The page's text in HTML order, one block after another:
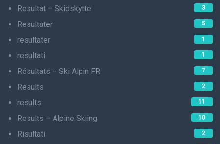
Resultat – Skidskytte 3
Resultater 5
resultater 1
resultati 1
Résultats – Ski Alpin FR 7
Results 2
results 11
Results – Alpine Skiing 10
Risultati 2